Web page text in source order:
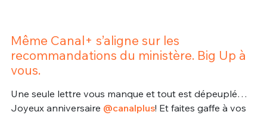
Même Canal+ s’aligne sur les
recommandations du ministère. Big Up à
vous.
Une seule lettre vous manque et tout est dépeuplé…
Joyeux anniversaire @canalplus! Et faites gaffe à vos